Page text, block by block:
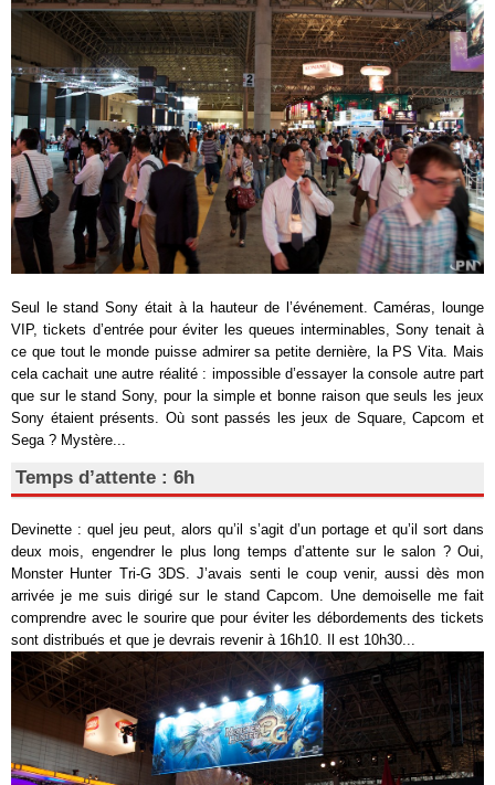
Seul le stand Sony était à la hauteur de l’événement. Caméras, lounge
VIP, tickets d’entrée pour éviter les queues interminables, Sony tenait à
ce que tout le monde puisse admirer sa petite dernière, la PS Vita. Mais
cela cachait une autre réalité : impossible d’essayer la console autre part
que sur le stand Sony, pour la simple et bonne raison que seuls les jeux
Sony étaient présents. Où sont passés les jeux de Square, Capcom et
Sega ? Mystère...
Temps d’attente : 6h
Devinette : quel jeu peut, alors qu’il s’agit d’un portage et qu’il sort dans
deux mois, engendrer le plus long temps d’attente sur le salon ? Oui,
Monster Hunter Tri-G 3DS. J’avais senti le coup venir, aussi dès mon
arrivée je me suis dirigé sur le stand Capcom. Une demoiselle me fait
comprendre avec le sourire que pour éviter les débordements des tickets
sont distribués et que je devrais revenir à 16h10. Il est 10h30...